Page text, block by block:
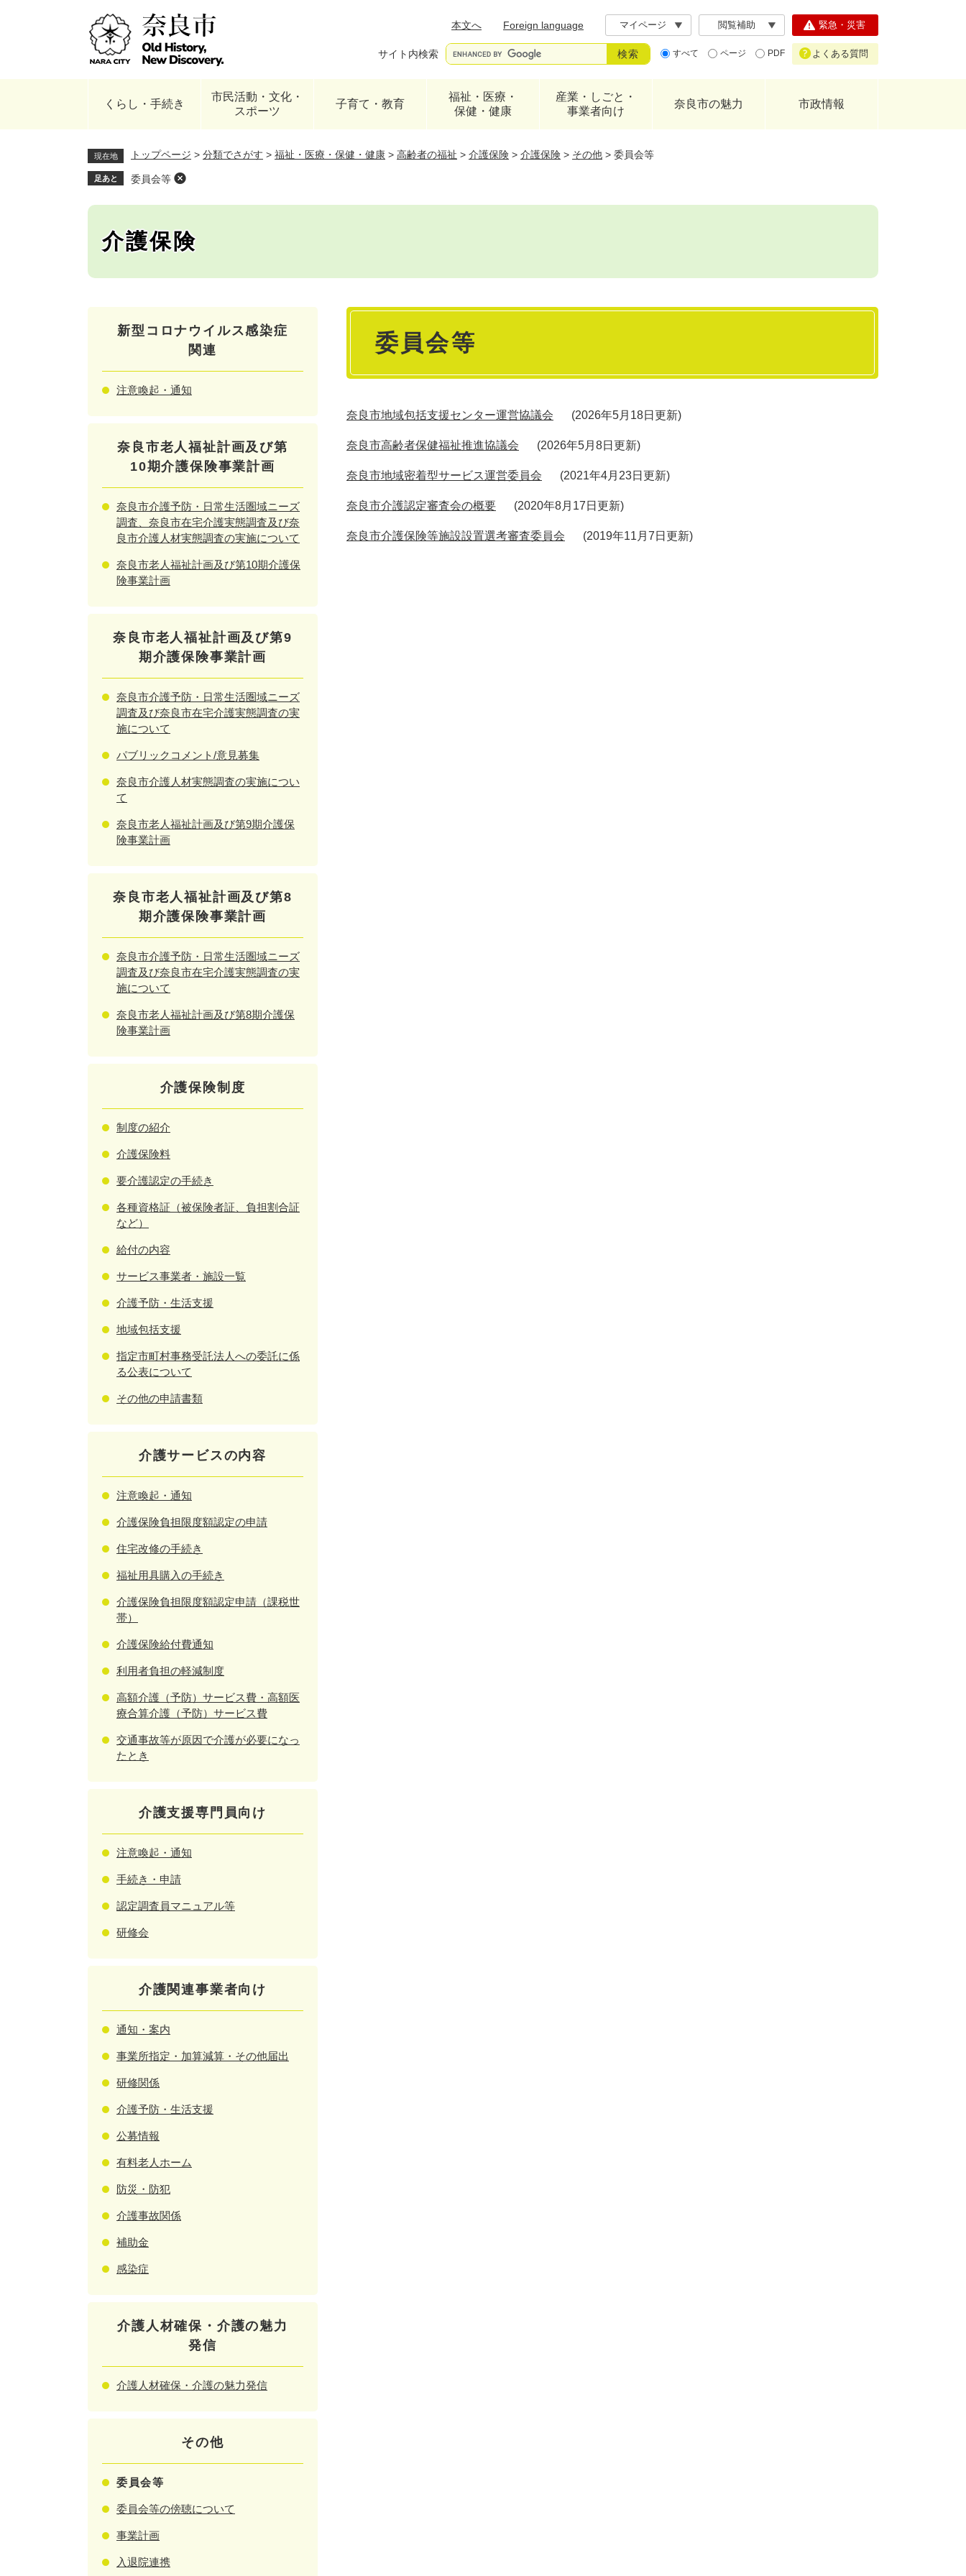
本文へ
Foreign language マイページ 閲覧補助
サイト内検索 すべて ページ PDF
緊急・災害
よくある質問
くらし・手続き
市民活動・文化・
スポーツ
子育て・教育
福祉・医療・
保健・健康
産業・しごと・
事業者向け
奈良市の魅力 市政情報
現在地 トップページ > 分類でさがす > 福祉・医療・保健・健康 > 高齢者の福祉 > 介護保険 > 介護保険 > その他 > 委員会等
足あと 委員会等
介護保険
本
委員会等
奈良市地域包括支援センター運営協議会 2026年5月18日更新
奈良市高齢者保健福祉推進協議会 2026年5月8日更新
奈良市地域密着型サービス運営委員会 2021年4月23日更新
奈良市介護認定審査会の概要 2020年8月17日更新
奈良市介護保険等施設設置選考審査委員会 2019年11月7日更新
新型コロナウイルス感染症
関連
注意喚起・通知
奈良市老人福祉計画及び第
10期介護保険事業計画
奈良市介護予防・日常生活圏域ニーズ
調査、奈良市在宅介護実態調査及び奈
良市介護人材実態調査の実施について
奈良市老人福祉計画及び第10期介護保
険事業計画
奈良市老人福祉計画及び第9
期介護保険事業計画
奈良市介護予防・日常生活圏域ニーズ
調査及び奈良市在宅介護実態調査の実
施について
パブリックコメント/意見募集
奈良市介護人材実態調査の実施につい
て
奈良市老人福祉計画及び第9期介護保
険事業計画
奈良市老人福祉計画及び第8
期介護保険事業計画
奈良市介護予防・日常生活圏域ニーズ
調査及び奈良市在宅介護実態調査の実
施について
奈良市老人福祉計画及び第8期介護保
険事業計画
介護保険制度
制度の紹介
介護保険料
要介護認定の手続き
各種資格証（被保険者証、負担割合証
など）
給付の内容
サービス事業者・施設一覧
介護予防・生活支援
地域包括支援
指定市町村事務受託法人への委託に係
る公表について
その他の申請書類
介護サービスの内容
注意喚起・通知
介護保険負担限度額認定の申請
住宅改修の手続き
福祉用具購入の手続き
介護保険負担限度額認定申請（課税世
帯）
介護保険給付費通知
利用者負担の軽減制度
高額介護（予防）サービス費・高額医
療合算介護（予防）サービス費
交通事故等が原因で介護が必要になっ
たとき
介護支援専門員向け
注意喚起・通知
手続き・申請
認定調査員マニュアル等
研修会
介護関連事業者向け
通知・案内
事業所指定・加算減算・その他届出
研修関係
介護予防・生活支援
公募情報
有料老人ホーム
防災・防犯
介護事故関係
補助金
感染症
介護人材確保・介護の魅力
発信
介護人材確保・介護の魅力発信
その他
委員会等
委員会等の傍聴について
事業計画
入退院連携